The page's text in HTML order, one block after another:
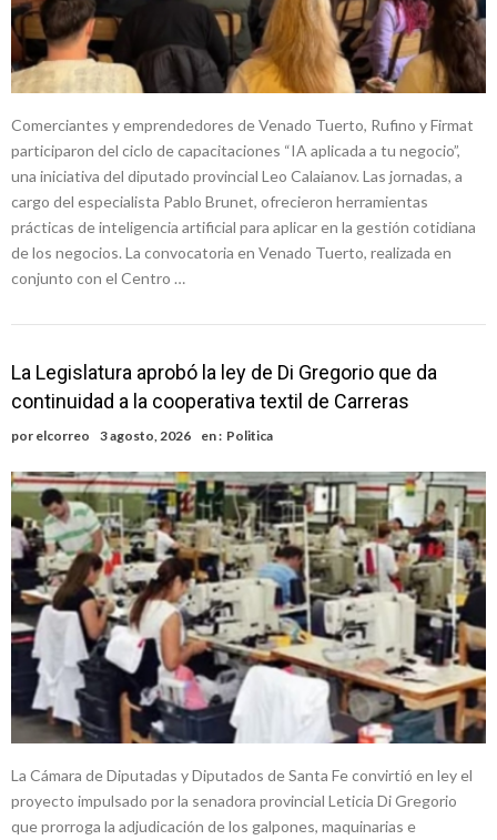
Comerciantes y emprendedores de Venado Tuerto, Rufino y Firmat
participaron del ciclo de capacitaciones “IA aplicada a tu negocio”,
una iniciativa del diputado provincial Leo Calaianov. Las jornadas, a
cargo del especialista Pablo Brunet, ofrecieron herramientas
prácticas de inteligencia artificial para aplicar en la gestión cotidiana
de los negocios. La convocatoria en Venado Tuerto, realizada en
conjunto con el Centro …
La Legislatura aprobó la ley de Di Gregorio que da
continuidad a la cooperativa textil de Carreras
por elcorreo 3 agosto, 2026 en : Politica
La Cámara de Diputadas y Diputados de Santa Fe convirtió en ley el
proyecto impulsado por la senadora provincial Leticia Di Gregorio
que prorroga la adjudicación de los galpones, maquinarias e